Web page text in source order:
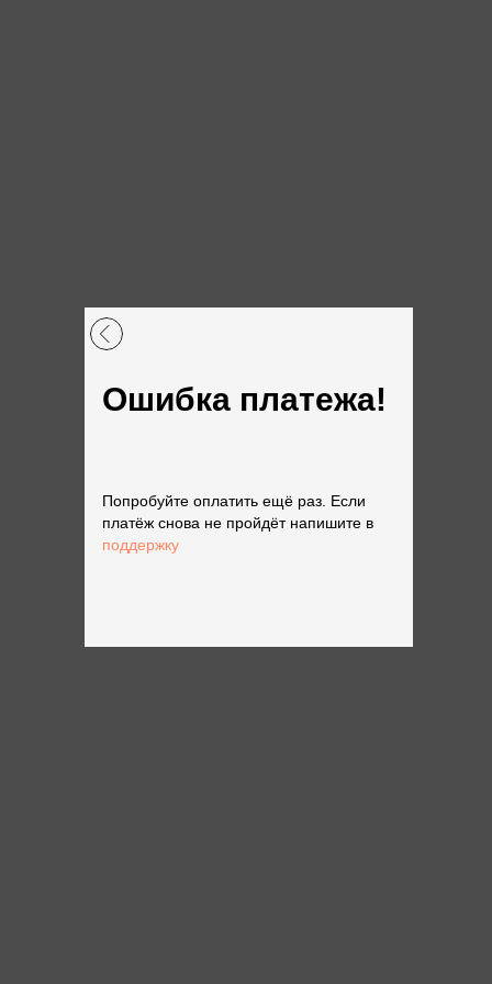
Попробуйте оплатить ещё раз. Если
платёж снова не пройдёт напишите в
поддержку
Ошибка платежа!